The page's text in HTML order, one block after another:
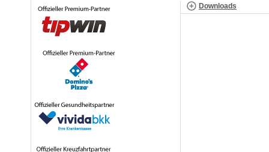
Downloads